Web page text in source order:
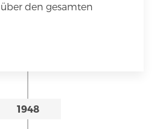
den gesamten
1948